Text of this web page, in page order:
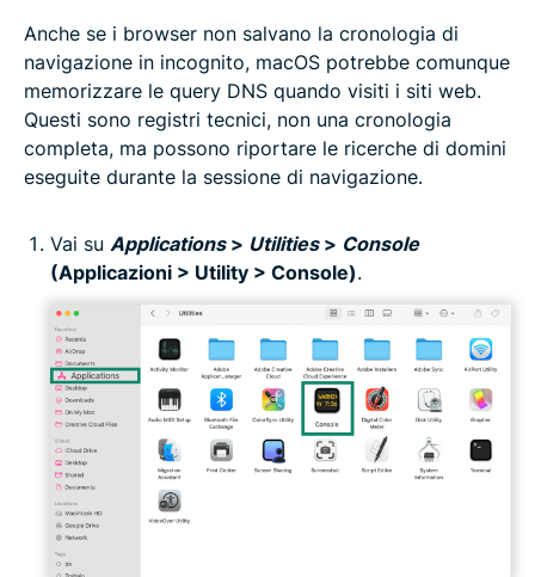
Anche se i browser non salvano la cronologia di
navigazione in incognito, macOS potrebbe comunque
memorizzare le query DNS quando visiti i siti web.
Questi sono registri tecnici, non una cronologia
completa, ma possono riportare le ricerche di domini
eseguite durante la sessione di navigazione.
Vai su Applications> Utilities> Console
(Applicazioni > Utility > Console).